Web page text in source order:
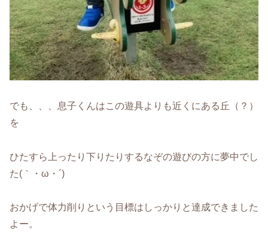
でも、、、息子くんはこの遊具よりも近くにある丘（？）
を
ひたすら上ったり下りたりするなぞの遊びの方に夢中でし
た(｀・ω・´)
おかげで体力削りという目標はしっかりと達成できました
よー。